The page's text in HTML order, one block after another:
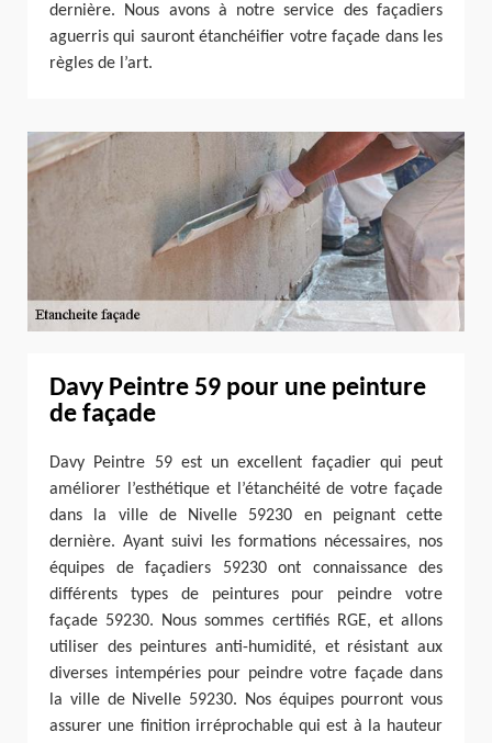
dernière. Nous avons à notre service des façadiers
aguerris qui sauront étanchéifier votre façade dans les
règles de l’art.
Davy Peintre 59 pour une peinture
de façade
Davy Peintre 59 est un excellent façadier qui peut
améliorer l’esthétique et l’étanchéité de votre façade
dans la ville de Nivelle 59230 en peignant cette
dernière. Ayant suivi les formations nécessaires, nos
équipes de façadiers 59230 ont connaissance des
différents types de peintures pour peindre votre
façade 59230. Nous sommes certifiés RGE, et allons
utiliser des peintures anti-humidité, et résistant aux
diverses intempéries pour peindre votre façade dans
la ville de Nivelle 59230. Nos équipes pourront vous
assurer une finition irréprochable qui est à la hauteur